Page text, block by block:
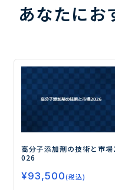
あなたにお
高分子添加剤の技術と市場
026
¥93,500(税込)